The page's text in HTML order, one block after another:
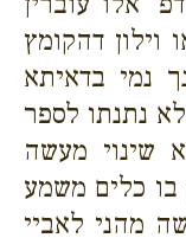
דהקומץ
נמי בדאיתא
נתנתו לספר
שינוי מעשה
בו כלים משמע
מהני לאביי